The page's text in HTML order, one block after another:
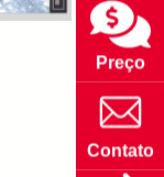
Preço
Contato